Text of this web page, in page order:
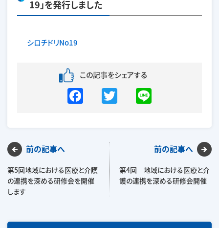
19」を発行しました
シロチドリNo19
この記事をシェアする
c
o
o
itt
e
前の記事へ
第5回地域における医療と介護
の連携を深める研修会を開催
します
前の記事へ
第4回 地域における医療と介
護の連携を深める研修会開催